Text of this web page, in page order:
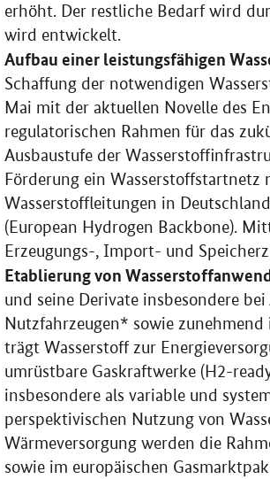
erhöht. Der restliche Bedarf wird
wird entwickelt.
Aufbau einer leistungsfähigen
Schaffung der notwendigen
Mai mit der aktuellen Novelle des
regulatorischen Rahmen für das
Ausbaustufe der
Förderung ein Wasserstoffstartnetz
Wasserstoffleitungen in
(European Hydrogen Backbone).
Erzeugungs-, Import- und
Etablierung von
und seine Derivate insbesondere
Nutzfahrzeugen* sowie
trägt Wasserstoff zur
umrüstbare Gaskraftwerke (H2-
insbesondere als variable und
perspektivischen Nutzung von
Wärmeversorgung werden die
sowie im europäischen